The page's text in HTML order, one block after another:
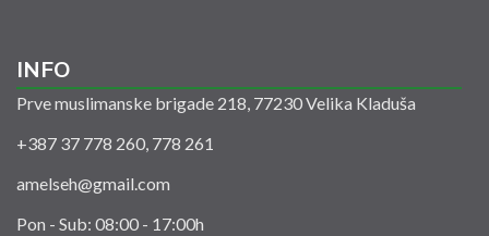
INFO
Prve muslimanske brigade 218, 77230 Velika Kladuša
+387 37 778 260, 778 261
amelseh@gmail.com
Pon - Sub: 08:00 - 17:00h